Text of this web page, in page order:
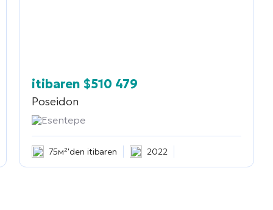
itibaren $510 479
Poseidon
Esentepe
75м²'den itibaren 2022